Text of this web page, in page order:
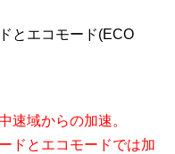
とエコモード(ECO
速域からの加速。
ドとエコモードでは加